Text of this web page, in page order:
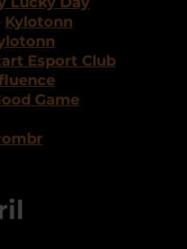
Kylotonn
Esport Club
Game